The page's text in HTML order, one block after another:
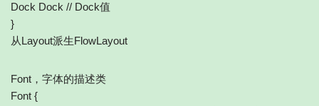
Dock Dock // Dock值
}
从Layout派生FlowLayout
Font，字体的描述类
Font {